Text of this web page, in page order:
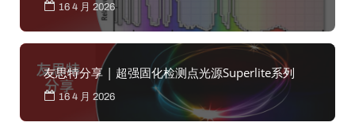
16 4 月 2026
友思特分享 | 超强固化检测点光源Superlite系列
16 4 月 2026